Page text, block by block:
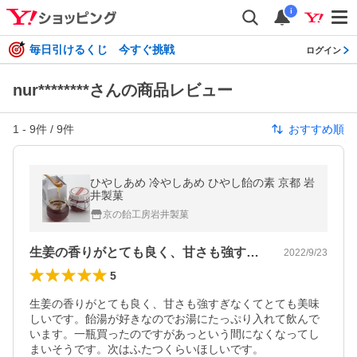
i
毎日引けるくじ 今すぐ挑戦 ログイン
nur********さんの商品レビュー
1 - 9件 / 9件 おすすめ順
ひやしあめ 冷やしあめ ひやし飴の素 京都 岩
井製菓
京の飴工房岩井製菓
生姜の香りがとても良く、甘さも強すぎな… 2022/9/23
5
生姜の香りがとても良く、甘さも強すぎなくてとても美味
しいです。飴湯が好きなのでお湯にたっぷり入れて飲んで
います。一瓶買ったのですがあっという間になくなってし
まいそうです。次はふたつくらいほしいです。